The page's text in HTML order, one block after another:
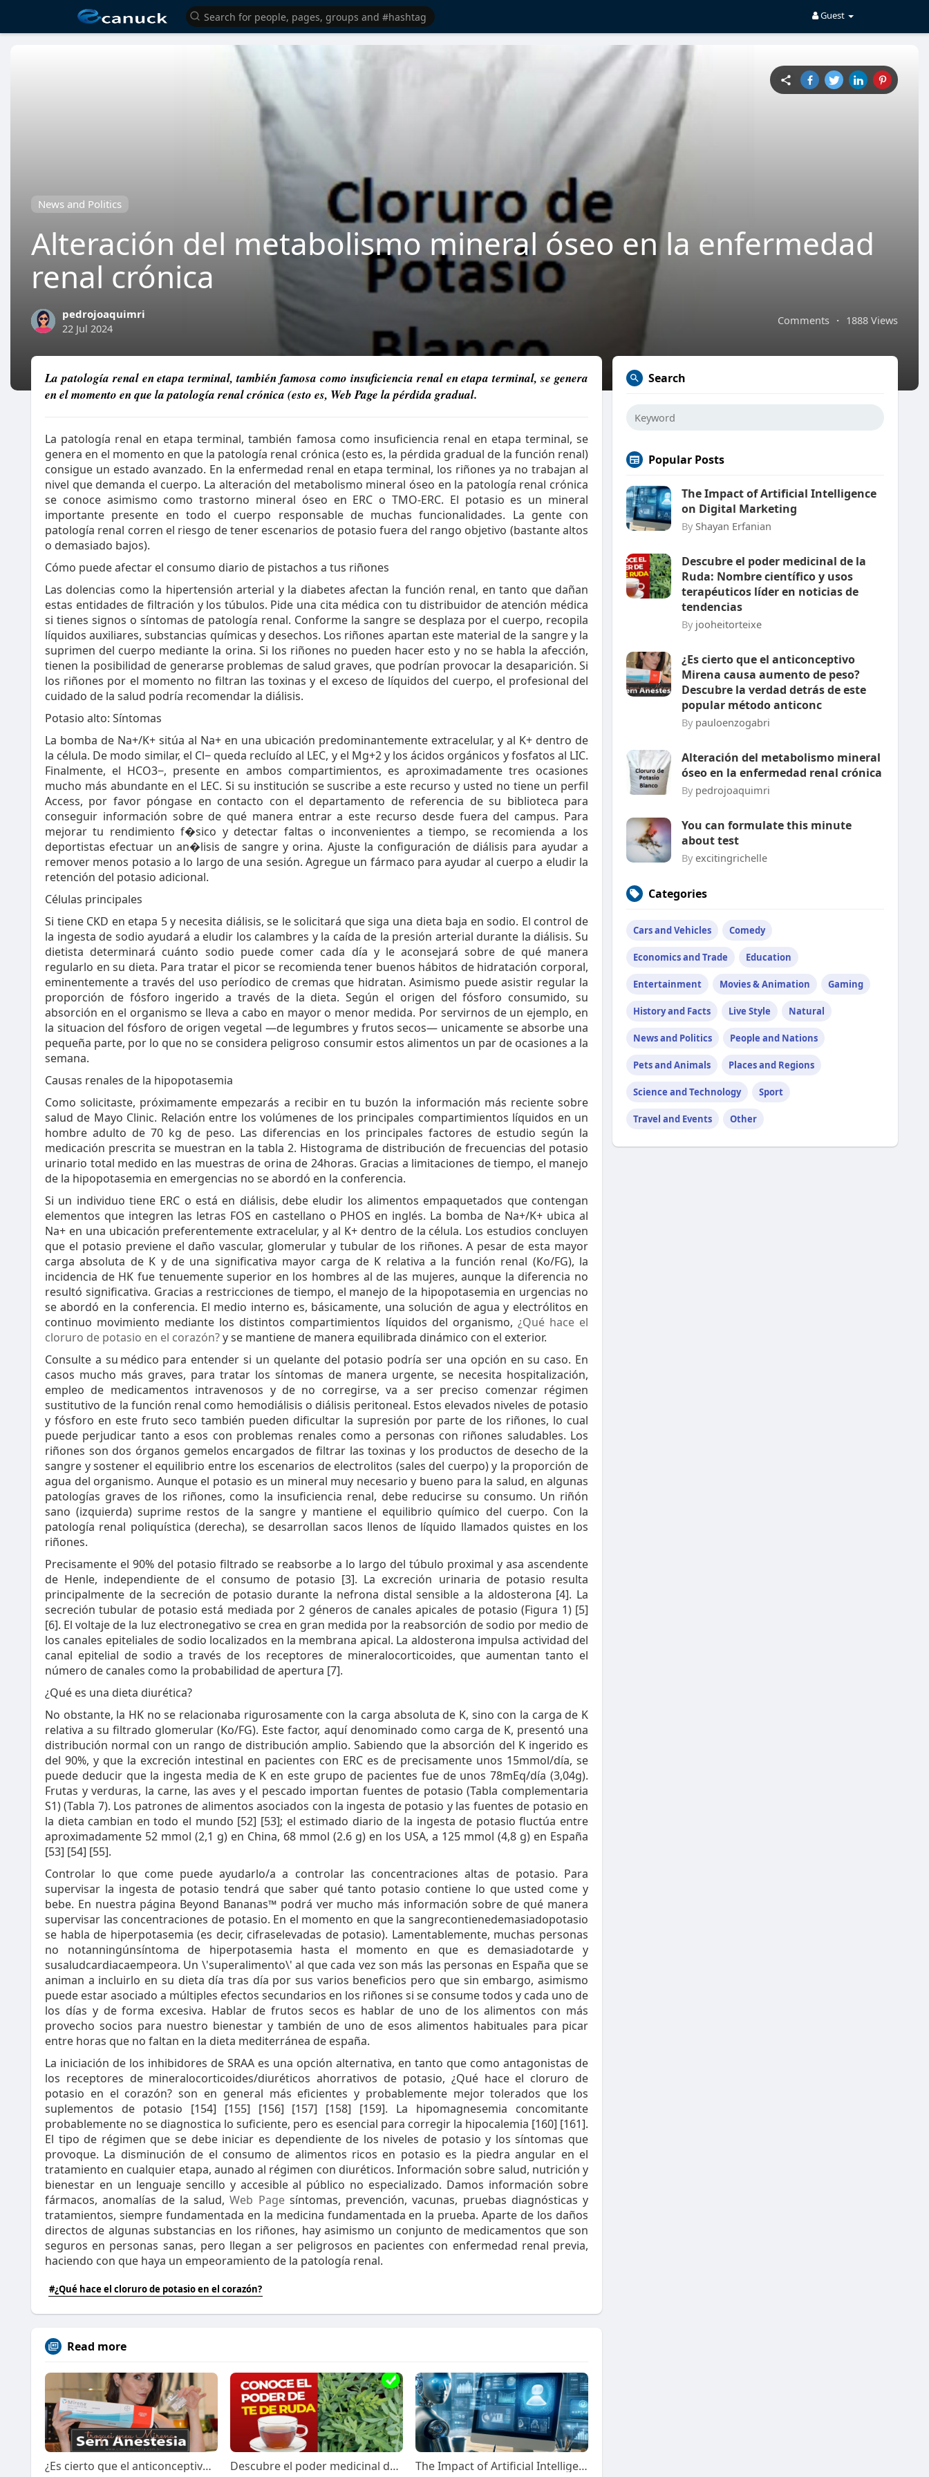
Guest
News and Politics
Alteración del metabolismo mineral óseo en la enfermedad
renal crónica
Comments · 1888 Views
pedrojoaquimri
22 Jul 2024
La patología renal en etapa terminal, también famosa como insuficiencia renal en etapa terminal, se genera
en el momento en que la patología renal crónica (esto es, Web Page la pérdida gradual.
La patología renal en etapa terminal, también famosa como insuficiencia renal en etapa terminal, se
genera en el momento en que la patología renal crónica (esto es, la pérdida gradual de la función renal)
consigue un estado avanzado. En la enfermedad renal en etapa terminal, los riñones ya no trabajan al
nivel que demanda el cuerpo. La alteración del metabolismo mineral óseo en la patología renal crónica
se conoce asimismo como trastorno mineral óseo en ERC o TMO-ERC. El potasio es un mineral
importante presente en todo el cuerpo responsable de muchas funcionalidades. La gente con
patología renal corren el riesgo de tener escenarios de potasio fuera del rango objetivo (bastante altos
o demasiado bajos).
Cómo puede afectar el consumo diario de pistachos a tus riñones
Las dolencias como la hipertensión arterial y la diabetes afectan la función renal, en tanto que dañan
estas entidades de filtración y los túbulos. Pide una cita médica con tu distribuidor de atención médica
si tienes signos o síntomas de patología renal. Conforme la sangre se desplaza por el cuerpo, recopila
líquidos auxiliares, substancias químicas y desechos. Los riñones apartan este material de la sangre y la
suprimen del cuerpo mediante la orina. Si los riñones no pueden hacer esto y no se habla la afección,
tienen la posibilidad de generarse problemas de salud graves, que podrían provocar la desaparición. Si
los riñones por el momento no filtran las toxinas y el exceso de líquidos del cuerpo, el profesional del
cuidado de la salud podría recomendar la diálisis.
Potasio alto: Síntomas
La bomba de Na+/K+ sitúa al Na+ en una ubicación predominantemente extracelular, y al K+ dentro de
la célula. De modo similar, el Cl− queda recluído al LEC, y el Mg+2 y los ácidos orgánicos y fosfatos al LIC.
Finalmente, el HCO3−, presente en ambos compartimientos, es aproximadamente tres ocasiones
mucho más abundante en el LEC. Si su institución se suscribe a este recurso y usted no tiene un perfil
Access, por favor póngase en contacto con el departamento de referencia de su biblioteca para
conseguir información sobre de qué manera entrar a este recurso desde fuera del campus. Para
mejorar tu rendimiento f�sico y detectar faltas o inconvenientes a tiempo, se recomienda a los
deportistas efectuar un an�lisis de sangre y orina. Ajuste la configuración de diálisis para ayudar a
remover menos potasio a lo largo de una sesión. Agregue un fármaco para ayudar al cuerpo a eludir la
retención del potasio adicional.
Células principales
Si tiene CKD en etapa 5 y necesita diálisis, se le solicitará que siga una dieta baja en sodio. El control de
la ingesta de sodio ayudará a eludir los calambres y la caída de la presión arterial durante la diálisis. Su
dietista determinará cuánto sodio puede comer cada día y le aconsejará sobre de qué manera
regularlo en su dieta. Para tratar el picor se recomienda tener buenos hábitos de hidratación corporal,
eminentemente a través del uso períodico de cremas que hidratan. Asimismo puede asistir regular la
proporción de fósforo ingerido a través de la dieta. Según el origen del fósforo consumido, su
absorción en el organismo se lleva a cabo en mayor o menor medida. Por servirnos de un ejemplo, en
la situacion del fósforo de origen vegetal —de legumbres y frutos secos— unicamente se absorbe una
pequeña parte, por lo que no se considera peligroso consumir estos alimentos un par de ocasiones a la
semana.
Causas renales de la hipopotasemia
Como solicitaste, próximamente empezarás a recibir en tu buzón la información más reciente sobre
salud de Mayo Clinic. Relación entre los volúmenes de los principales compartimientos líquidos en un
hombre adulto de 70 kg de peso. Las diferencias en los principales factores de estudio según la
medicación prescrita se muestran en la tabla 2. Histograma de distribución de frecuencias del potasio
urinario total medido en las muestras de orina de 24horas. Gracias a limitaciones de tiempo, el manejo
de la hipopotasemia en emergencias no se abordó en la conferencia.
Si un individuo tiene ERC o está en diálisis, debe eludir los alimentos empaquetados que contengan
elementos que integren las letras FOS en castellano o PHOS en inglés. La bomba de Na+/K+ ubica al
Na+ en una ubicación preferentemente extracelular, y al K+ dentro de la célula. Los estudios concluyen
que el potasio previene el daño vascular, glomerular y tubular de los riñones. A pesar de esta mayor
carga absoluta de K y de una significativa mayor carga de K relativa a la función renal (Ko/FG), la
incidencia de HK fue tenuemente superior en los hombres al de las mujeres, aunque la diferencia no
resultó significativa. Gracias a restricciones de tiempo, el manejo de la hipopotasemia en urgencias no
se abordó en la conferencia. El medio interno es, básicamente, una solución de agua y electrólitos en
continuo movimiento mediante los distintos compartimientos líquidos del organismo, ¿Qué hace el
cloruro de potasio en el corazón?y se mantiene de manera equilibrada dinámico con el exterior.
Consulte a su médico para entender si un quelante del potasio podría ser una opción en su caso. En
casos mucho más graves, para tratar los síntomas de manera urgente, se necesita hospitalización,
empleo de medicamentos intravenosos y de no corregirse, va a ser preciso comenzar régimen
sustitutivo de la función renal como hemodiálisis o diálisis peritoneal. Estos elevados niveles de potasio
y fósforo en este fruto seco también pueden dificultar la supresión por parte de los riñones, lo cual
puede perjudicar tanto a esos con problemas renales como a personas con riñones saludables. Los
riñones son dos órganos gemelos encargados de filtrar las toxinas y los productos de desecho de la
sangre y sostener el equilibrio entre los escenarios de electrolitos (sales del cuerpo) y la proporción de
agua del organismo. Aunque el potasio es un mineral muy necesario y bueno para la salud, en algunas
patologías graves de los riñones, como la insuficiencia renal, debe reducirse su consumo. Un riñón
sano (izquierda) suprime restos de la sangre y mantiene el equilibrio químico del cuerpo. Con la
patología renal poliquística (derecha), se desarrollan sacos llenos de líquido llamados quistes en los
riñones.
Precisamente el 90% del potasio filtrado se reabsorbe a lo largo del túbulo proximal y asa ascendente
de Henle, independiente de el consumo de potasio [3]. La excreción urinaria de potasio resulta
principalmente de la secreción de potasio durante la nefrona distal sensible a la aldosterona [4]. La
secreción tubular de potasio está mediada por 2 géneros de canales apicales de potasio (Figura 1) [5]
[6]. El voltaje de la luz electronegativo se crea en gran medida por la reabsorción de sodio por medio de
los canales epiteliales de sodio localizados en la membrana apical. La aldosterona impulsa actividad del
canal epitelial de sodio a través de los receptores de mineralocorticoides, que aumentan tanto el
número de canales como la probabilidad de apertura [7].
¿Qué es una dieta diurética?
No obstante, la HK no se relacionaba rigurosamente con la carga absoluta de K, sino con la carga de K
relativa a su filtrado glomerular (Ko/FG). Este factor, aquí denominado como carga de K, presentó una
distribución normal con un rango de distribución amplio. Sabiendo que la absorción del K ingerido es
del 90%, y que la excreción intestinal en pacientes con ERC es de precisamente unos 15mmol/día, se
puede deducir que la ingesta media de K en este grupo de pacientes fue de unos 78mEq/día (3,04g).
Frutas y verduras, la carne, las aves y el pescado importan fuentes de potasio (Tabla complementaria
S1) (Tabla 7). Los patrones de alimentos asociados con la ingesta de potasio y las fuentes de potasio en
la dieta cambian en todo el mundo [52] [53]; el estimado diario de la ingesta de potasio fluctúa entre
aproximadamente 52 mmol (2,1 g) en China, 68 mmol (2.6 g) en los USA, a 125 mmol (4,8 g) en España
[53] [54] [55].
Controlar lo que come puede ayudarlo/a a controlar las concentraciones altas de potasio. Para
supervisar la ingesta de potasio tendrá que saber qué tanto potasio contiene lo que usted come y
bebe. En nuestra página Beyond Bananas™ podrá ver mucho más información sobre de qué manera
supervisar las concentraciones de potasio. En el momento en que la sangrecontienedemasiadopotasio
se habla de hiperpotasemia (es decir, cifraselevadas de potasio). Lamentablemente, muchas personas
no notanningúnsíntoma de hiperpotasemia hasta el momento en que es demasiadotarde y
susaludcardiacaempeora. Un \'superalimento\' al que cada vez son más las personas en España que se
animan a incluirlo en su dieta día tras día por sus varios beneficios pero que sin embargo, asimismo
puede estar asociado a múltiples efectos secundarios en los riñones si se consume todos y cada uno de
los días y de forma excesiva. Hablar de frutos secos es hablar de uno de los alimentos con más
provecho socios para nuestro bienestar y también de uno de esos alimentos habituales para picar
entre horas que no faltan en la dieta mediterránea de españa.
La iniciación de los inhibidores de SRAA es una opción alternativa, en tanto que como antagonistas de
los receptores de mineralocorticoides/diuréticos ahorrativos de potasio, ¿Qué hace el cloruro de
potasio en el corazón? son en general más eficientes y probablemente mejor tolerados que los
suplementos de potasio [154] [155] [156] [157] [158] [159]. La hipomagnesemia concomitante
probablemente no se diagnostica lo suficiente, pero es esencial para corregir la hipocalemia [160] [161].
El tipo de régimen que se debe iniciar es dependiente de los niveles de potasio y los síntomas que
provoque. La disminución de el consumo de alimentos ricos en potasio es la piedra angular en el
tratamiento en cualquier etapa, aunado al régimen con diuréticos. Información sobre salud, nutrición y
bienestar en un lenguaje sencillo y accesible al público no especializado. Damos información sobre
fármacos, anomalías de la salud,Web Pagesíntomas, prevención, vacunas, pruebas diagnósticas y
tratamientos, siempre fundamentada en la medicina fundamentada en la prueba. Aparte de los daños
directos de algunas substancias en los riñones, hay asimismo un conjunto de medicamentos que son
seguros en personas sanas, pero llegan a ser peligrosos en pacientes con enfermedad renal previa,
haciendo con que haya un empeoramiento de la patología renal.
#¿Qué hace el cloruro de potasio en el corazón?
Read more
¿Es cierto que el anticonceptivo Mirena causa aumento de peso? Descubre la verdad detrás de este popular método anticonc Descubre el poder medicinal de la Ruda: Nombre científico y usos terapéuticos líder en noticias de tendencias The Impact of Artificial Intelligence on Digital Marketing
Search
Popular Posts
The Impact of Artificial Intelligence
on Digital Marketing
By Shayan Erfanian
Descubre el poder medicinal de la
Ruda: Nombre científico y usos
terapéuticos líder en noticias de
tendencias
By jooheitorteixe
¿Es cierto que el anticonceptivo
Mirena causa aumento de peso?
Descubre la verdad detrás de este
popular método anticonc
By pauloenzogabri
Alteración del metabolismo mineral
óseo en la enfermedad renal crónica
By pedrojoaquimri
You can formulate this minute
about test
By excitingrichelle
Categories
Cars and Vehicles Comedy
Economics and Trade Education
Entertainment Movies & Animation Gaming
History and Facts Live Style Natural
News and Politics People and Nations
Pets and Animals Places and Regions
Science and Technology Sport
Travel and Events Other